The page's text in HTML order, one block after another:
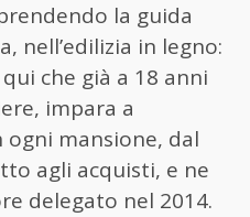
la guida
nell’edilizia in legno:
che già a 18 anni
impara a
ogni mansione, dal
agli acquisti, e ne
delegato nel 2014.